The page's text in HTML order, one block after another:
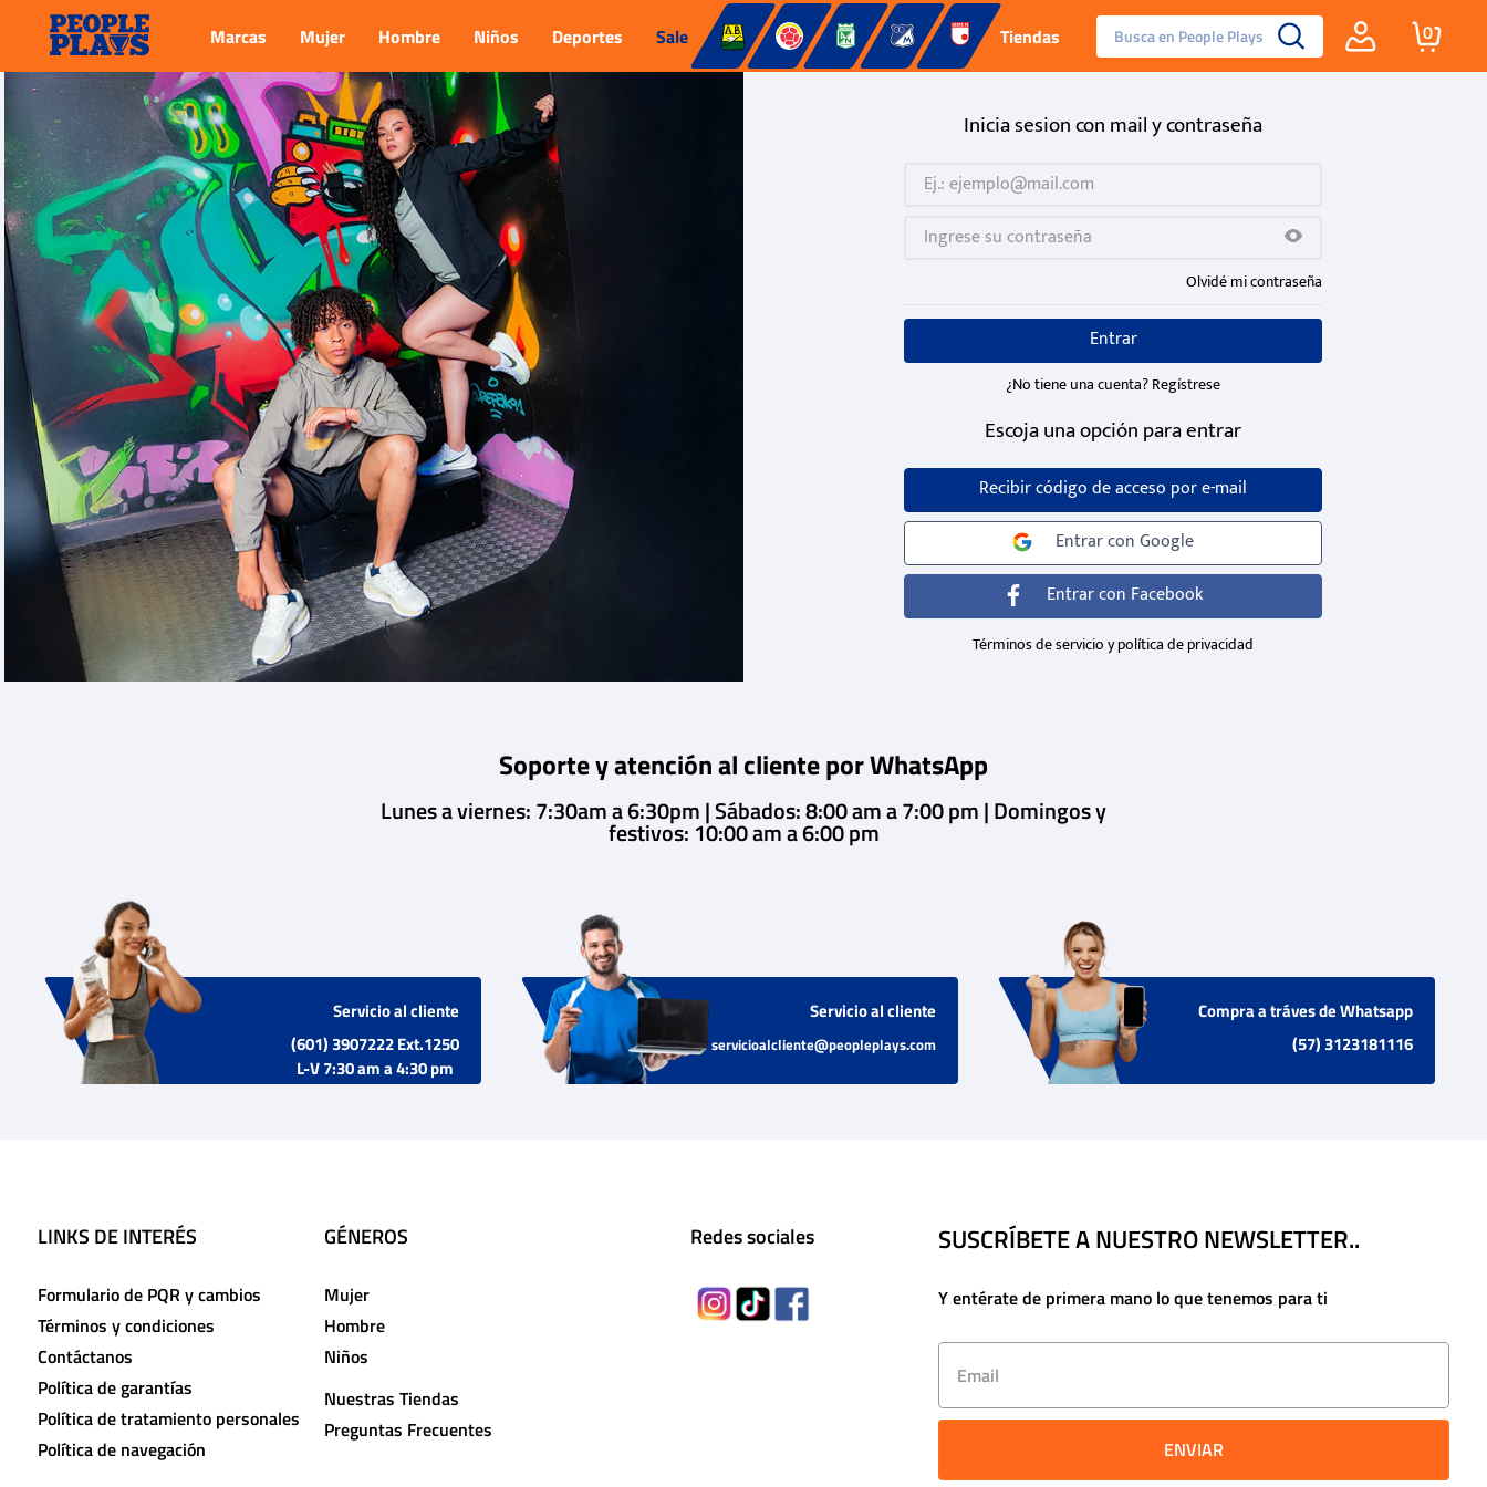
Marcas Mujer Hombre Niños Deportes Sale Tiendas Busca en People Plays
Reebok Fashion
0
Escoja una opción para entrar
Recibir código de acceso por e-mail
Entrar conGoogle
Entrar con Facebook
Términos de servicio y política de privacidad
Inicia sesion con mail y contraseña
Olvidé mi contraseña
Entrar
¿No tiene una cuenta? Regístrese
Soporte y atención al cliente por WhatsApp
Lunes a viernes: 7:30am a 6:30pm | Sábados: 8:00 am a 7:00 pm | Domingos y
festivos: 10:00 am a 6:00 pm
Servicio al cliente
(601) 3907222 Ext.1250
L-V 7:30 am a 4:30 pm
Servicio al cliente
servicioalcliente@peopleplays.com
Compra a tráves de Whatsapp
(57) 3123181116
LINKS DE INTERÉS
Formulario de PQR y cambios
Términos y condiciones
Contáctanos
Política de garantías
Política de tratamiento personales
Política de navegación
GÉNEROS
Mujer
Hombre
Niños
Nuestras Tiendas
Preguntas Frecuentes
Redes sociales SUSCRÍBETE A NUESTRO NEWSLETTER..
Y entérate de primera mano lo que tenemos para ti
ENVIAR